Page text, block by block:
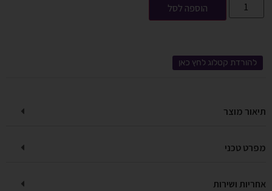
הוספה לסל
להורדת קטלוג לחץ כאן
תיאור מוצר
מפרט טכני
אחריות ושירות